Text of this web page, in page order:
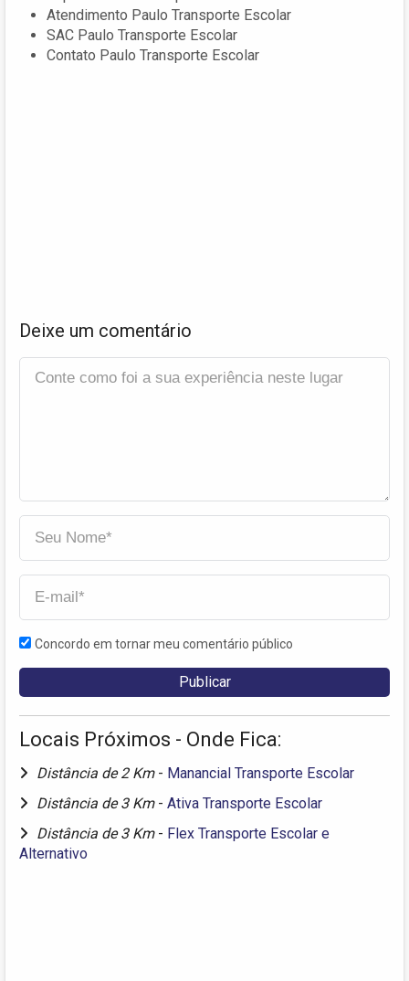
Atendimento Paulo Transporte Escolar
SAC Paulo Transporte Escolar
Contato Paulo Transporte Escolar
Deixe um comentário
Concordo em tornar meu comentário público
Locais Próximos - Onde Fica:
Distância de 2 Km - Manancial Transporte Escolar
Distância de 3 Km - Ativa Transporte Escolar
Distância de 3 Km - Flex Transporte Escolar e
Alternativo